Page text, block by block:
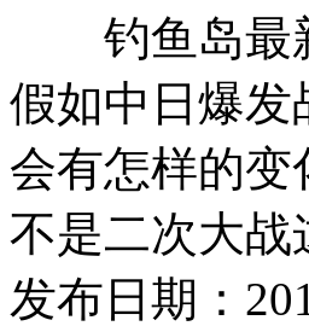
钓鱼岛最新
假如中日爆发
会有怎样的变
不是二次大战
发布日期：